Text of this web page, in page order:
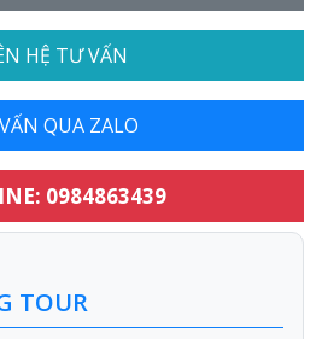
HỆ TƯ VẤN
QUA ZALO
0984863439
TOUR